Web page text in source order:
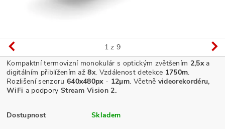
1 z 9
Kompaktní termovizní monokulár s optickým zvětšením 2,5x a
digitálním přiblížením až8x. Vzdálenost detekce 1750m.
Rozlišení senzoru 640x480px- 12µm. Včetně videorekordéru,
WiFi a podpory Stream Vision 2.
Dostupnost Skladem